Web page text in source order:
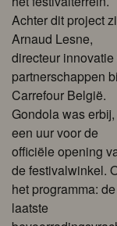
Achter dit project
Arnaud Lesne,
directeur innovatie
partnerschappen
Carrefour België.
Gondola was erbij,
een uur voor de
officiële opening
de festivalwinkel.
het programma: de
laatste